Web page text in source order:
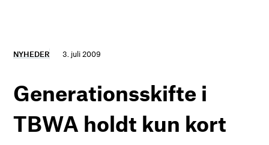
NYHEDER 3. juli 2009
Generationsskifte i
TBWA holdt kun kort